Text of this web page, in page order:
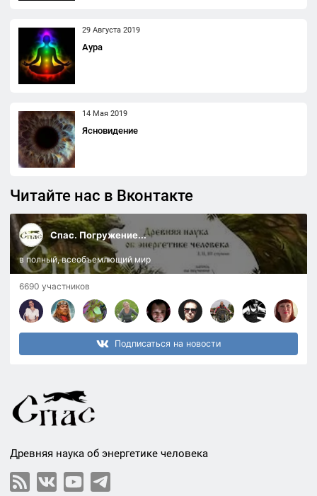
29 Августа 2019
Аура
14 Мая 2019
Ясновидение
Читайте нас в Вконтакте
Спас. Погружение...
в полный, всеобъемлющий мир
6690 участников
Подписаться на новости
Древняя наука об энергетике человека